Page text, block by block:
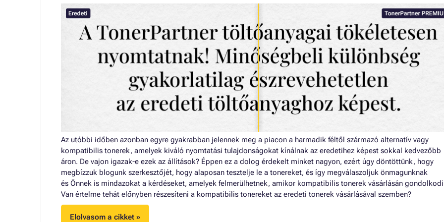
Az utóbbi időben azonban egyre gyakrabban jelennek meg a piacon a harmadik féltől származó alternatív vagy
kompatibilis tonerek, amelyek kiváló nyomtatási tulajdonságokat kínálnak az eredetihez képest sokkal kedvezőbb
áron. De vajon igazak-e ezek az állítások? Éppen ez a dolog érdekelt minket nagyon, ezért úgy döntöttünk, hogy
megbízzuk blogunk szerkesztőjét, hogy alaposan tesztelje le a tonereket, és így megválaszoljuk önmagunknak
és Önnek is mindazokat a kérdéseket, amelyek felmerülhetnek, amikor kompatibilis tonerek vásárlásán
Van értelme tehát előnyben részesíteni a kompatibilis tonereket az eredeti tonerek vásárlásával szemben?
Elolvasom a cikket »